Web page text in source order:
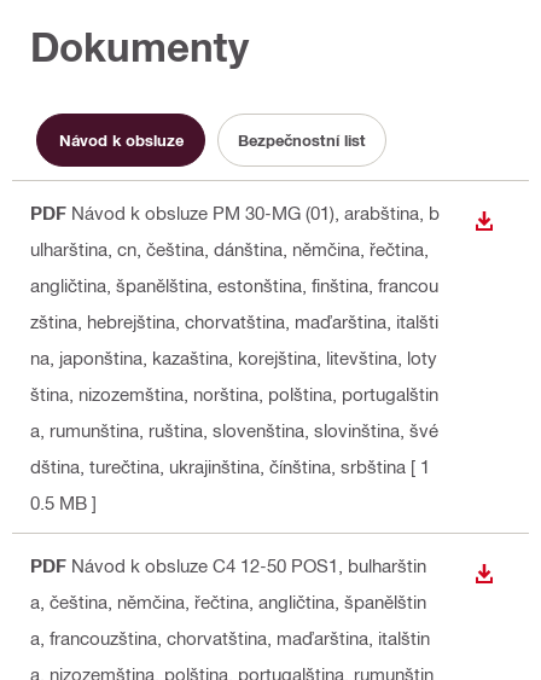
Dokumenty
Návod k obsluze Bezpečnostní list
PDF Návod k obsluze PM 30-MG (01) , arabština, b
ulharština, cn, čeština, dánština, němčina, řečtina,
angličtina, španělština, estonština, finština, francou
zština, hebrejština, chorvatština, maďarština, italšti
na, japonština, kazaština, korejština, litevština, loty
ština, nizozemština, norština, polština, portugalštin
a, rumunština, ruština, slovenština, slovinština, švé
dština, turečtina, ukrajinština, čínština, srbština [ 1
0.5 MB ]
PDF Návod k obsluze C4 12-50 POS1
, bulharštin
a, čeština, němčina, řečtina, angličtina, španělštin
a, francouzština, chorvatština, maďarština, italštin
a, nizozemština, polština, portugalština, rumunštin